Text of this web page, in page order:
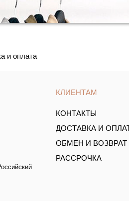
и оплата
КЛИЕНТАМ
КОНТАКТЫ
ДОСТАВКА И
ОБМЕН И ВОЗВРАТ
РАССРОЧКА